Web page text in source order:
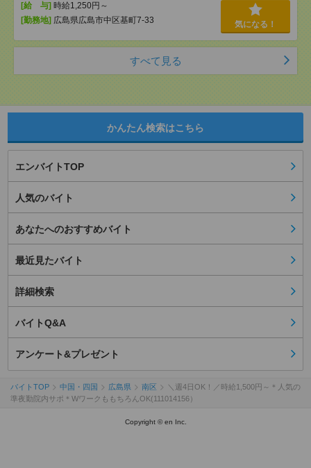
[給 与] 時給1,250円～
[勤務地] 広島県広島市中区基町7-33 気になる！
すべて見る
かんたん検索はこちら
エンバイトTOP
人気のバイト
あなたへのおすすめバイト
最近見たバイト
詳細検索
バイトQ&A
アンケート&プレゼント
バイトTOP 中国・四国 広島県 南区
＼週4日OK！／時給1,500円～＊人気の
準夜勤院内サポ＊WワークももちろんOK(111014156）
Copyright © en Inc.